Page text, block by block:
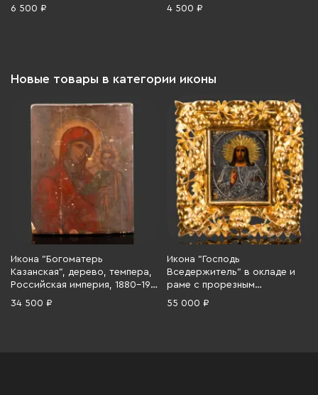
6 500 ₽
Нерукотворный", латунь,
4 500 ₽
Новые товары в категории иконы
Икона "Богоматерь
Казанская", дерево, темпера,
Российская империя, 1880-1910
гг.
34 500 ₽
Икона "Господь
Вседержитель" в окладе и
раме с прорезным
растительным декором, в
55 000 ₽